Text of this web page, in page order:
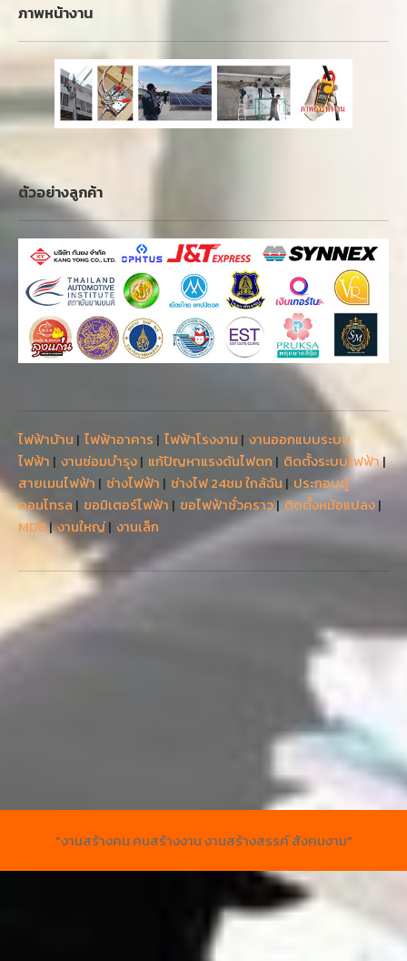
ภาพหน้างาน
ตัวอย่างลูกค้า
ไฟฟ้าบ้าน | ไฟฟ้าอาคาร | ไฟฟ้าโรงงาน | งานออกแบบระบบ
ไฟฟ้า | งานซ่อมบำรุง| แก้ปัญหาแรงดันไฟตก | ติดตั้งระบบไฟฟ้า|
สายเมนไฟฟ้า | ช่างไฟฟ้า | ช่างไฟ 24ชม ใกล้ฉัน | ประกอบตู้
คอนโทรล | ขอมิเตอร์ไฟฟ้า | ขอไฟฟ้าชั่วคราว|ติดตั้งหม้อแปลง|
MDB|งานใหญ่| งานเล็ก
"งานสร้างคน คนสร้างงาน งานสร้างสรรค์ สังคมงาม"